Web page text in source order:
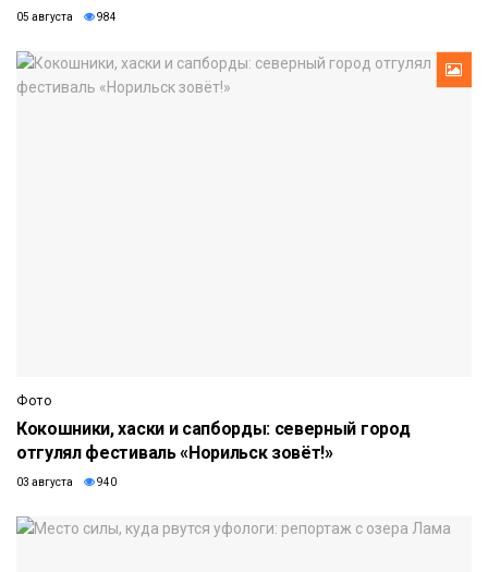
05 августа 984
Фото
Кокошники, хаски и сапборды: северный город
отгулял фестиваль «Норильск зовёт!»
03 августа 940